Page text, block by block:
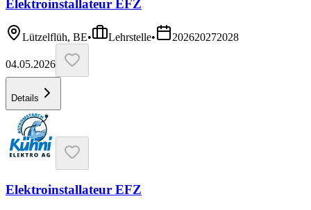
Elektroinstallateur EFZ
Lützelflüh, BE• Lehrstelle• 202620272028
04.05.2026
Details
Elektroinstallateur EFZ